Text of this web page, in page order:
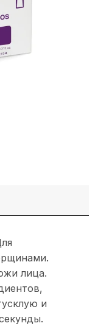
лица.
и